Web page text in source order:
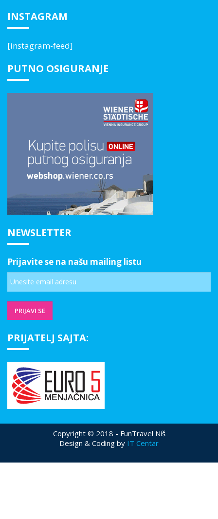
INSTAGRAM
[instagram-feed]
PUTNO OSIGURANJE
NEWSLETTER
Prijavite se na našu mailing listu
PRIJATELJ SAJTA:
Copyright © 2018 - FunTravel Niš
Design & Coding by IT Centar